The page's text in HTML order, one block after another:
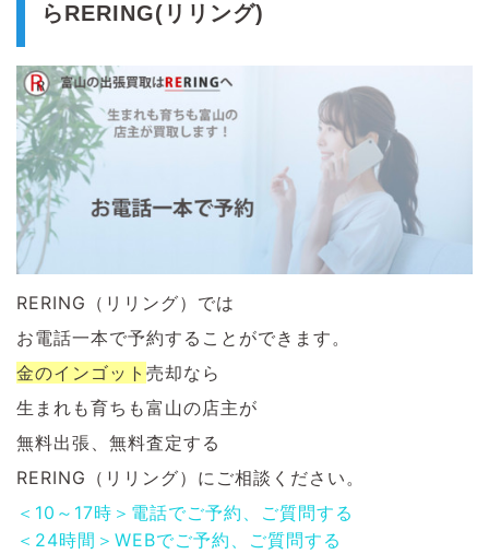
らRERING(リリング)
RERING（リリング）では
お電話一本で予約することができます。
金のインゴット 売却なら
生まれも育ちも富山の店主が
無料出張、無料査定する
RERING（リリング）にご相談ください。
＜10～17時＞電話でご予約、ご質問する
＜24時間＞WEBでご予約、ご質問する